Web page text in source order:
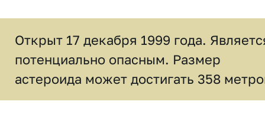
Открыт 17 декабря 1999 года.
потенциально опасным. Размер
астероида может достигать 358